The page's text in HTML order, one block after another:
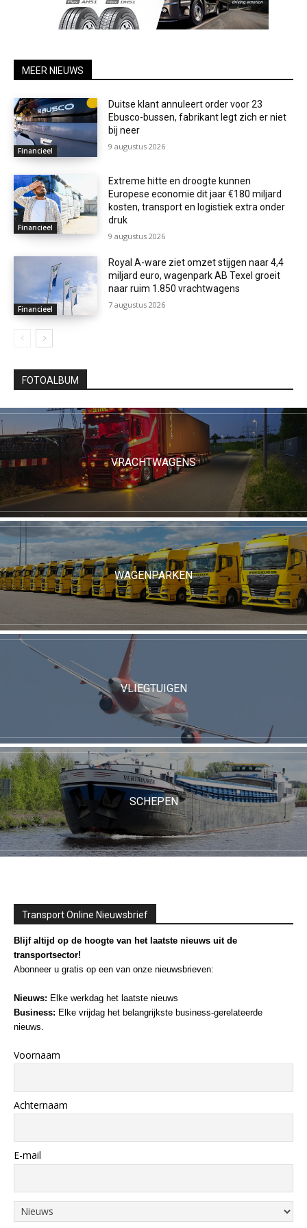
MEER NIEUWS
Financieel
Duitse klant annuleert order voor 23
Ebusco-bussen, fabrikant legt zich er niet
bij neer
9 augustus 2026
Financieel
Extreme hitte en droogte kunnen
Europese economie dit jaar €180 miljard
kosten, transport en logistiek extra onder
druk
9 augustus 2026
Financieel
Royal A-ware ziet omzet stijgen naar 4,4
miljard euro, wagenpark AB Texel groeit
naar ruim 1.850 vrachtwagens
7 augustus 2026
FOTOALBUM
VRACHTWAGENS
WAGENPARKEN
VLIEGTUIGEN
SCHEPEN
Transport Online Nieuwsbrief
Blijf altijd op de hoogte van het laatste nieuws uit de
transportsector!
Abonneer u gratis op een van onze nieuwsbrieven:
Nieuws: Elke werkdag het laatste nieuws
Business: Elke vrijdag het belangrijkste business-gerelateerde
nieuws.
Voornaam
Achternaam
E-mail